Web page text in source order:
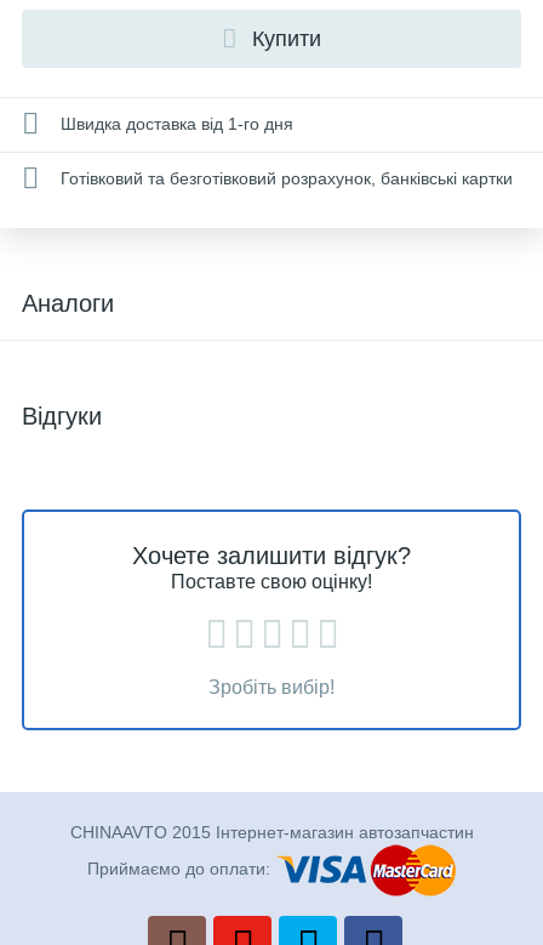
Купити
Швидка доставка від 1-го дня
Готівковий та безготівковий розрахунок, банківські картки
Аналоги
Відгуки
Хочете залишити відгук?
Поставте свою оцінку!
Зробіть вибір!
CHINAAVTO 2015 Інтернет-магазин автозапчастин
Приймаємо до оплати: